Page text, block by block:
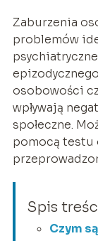
Zaburzenia
problemów
osobowości
wpływają
społeczne.
pomocą testu
Spis
Czym